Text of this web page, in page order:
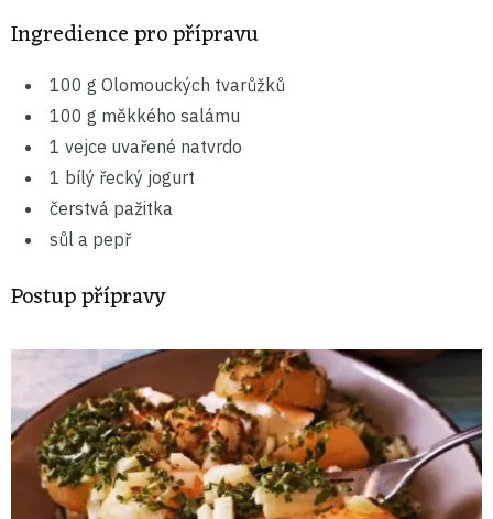
Ingredience pro přípravu
100 g Olomouckých tvarůžků
100 g měkkého salámu
1 vejce uvařené natvrdo
1 bílý řecký jogurt
čerstvá pažitka
sůl a pepř
Postup přípravy